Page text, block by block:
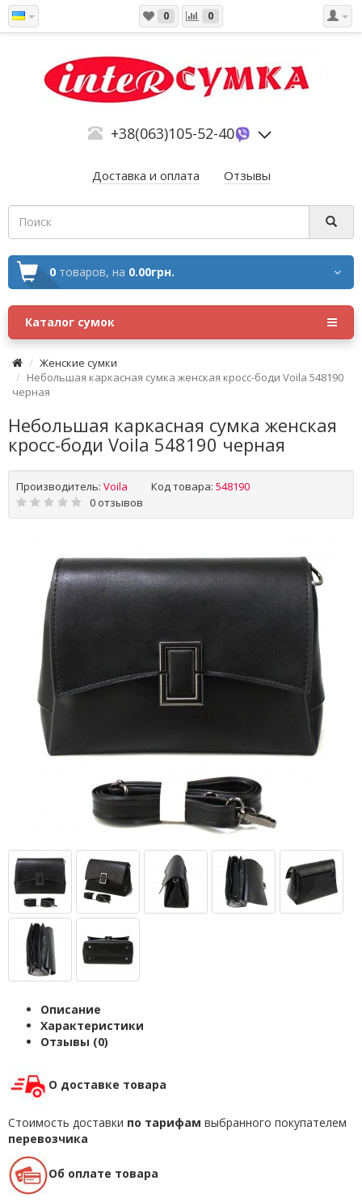
0 0
+38(063)105-52-40
Доставка и оплата Отзывы
0 товаров, на 0.00грн.
Каталог сумок
Женские сумки
Небольшая каркасная сумка женская кросс-боди Voila 548190
черная
Небольшая каркасная сумка женская
кросс-боди Voila 548190 черная
Производитель: Voila Код товара: 548190
0 отзывов
Описание
Характеристики
Отзывы (0)
О доставке товара
Стоимость доставки по тарифам выбранного покупателем
перевозчика
Об оплате товара